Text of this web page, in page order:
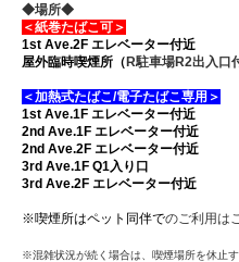
◆場所◆
＜紙巻たばこ可＞
1st Ave.2F エレベーター付近
屋外臨時喫煙所（ R駐車場R2出入口
＜加熱式たばこ/電子たばこ専用＞
1st Ave.1F エレベーター付近
2nd Ave.1F エレベーター付近
2nd Ave.2F エレベーター付近
3rd Ave.1F Q1入り口
3rd Ave.2F エレベーター付近
※喫煙所はペット同伴でのご利用は
※混雑状況が続く場合は、喫煙場所を休止す